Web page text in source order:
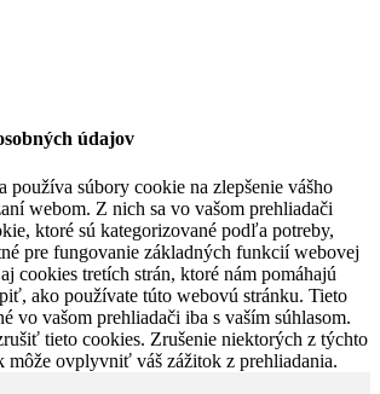
údajov
používa súbory cookie na zlepšenie vášho
webom. Z nich sa vo vašom prehliadači
ktoré sú kategorizované podľa potreby,
pre fungovanie základných funkcií webovej
cookies tretích strán, ktoré nám pomáhajú
ako používate túto webovú stránku. Tieto
vo vašom prehliadači iba s vaším súhlasom.
tieto cookies. Zrušenie niektorých z týchto
môže ovplyvniť váš zážitok z prehliadania.